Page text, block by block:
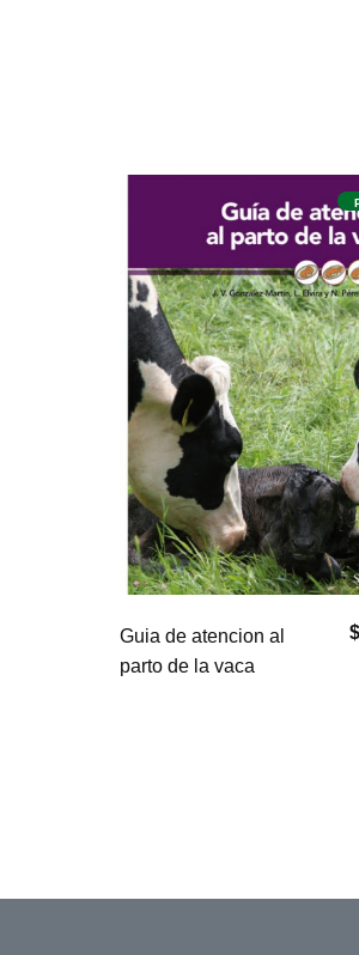
Puntos Clave en Geriatría
Felina